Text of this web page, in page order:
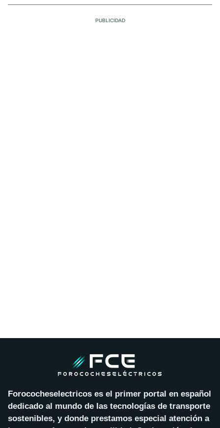
Forococheselectricos es el primer portal en español
dedicado al mundo de las tecnologías de transporte
sostenibles, y donde prestamos especial atención a